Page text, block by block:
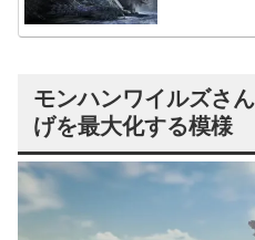
モンハンワイルズさ
げを最大化する模様